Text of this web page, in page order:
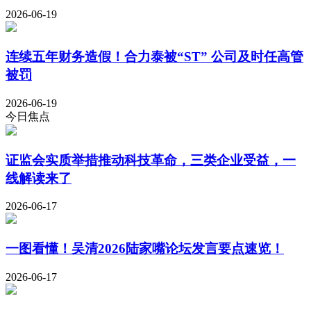
2026-06-19
连续五年财务造假！合力泰被“ST” 公司及时任高管
被罚
2026-06-19
今日焦点
证监会实质举措推动科技革命，三类企业受益，一
线解读来了
2026-06-17
一图看懂！吴清2026陆家嘴论坛发言要点速览！
2026-06-17